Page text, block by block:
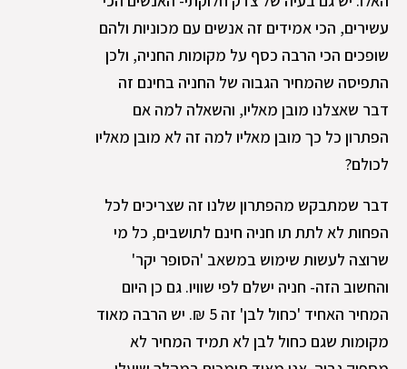
עשירים, הכי אמידים זה אנשים עם מכוניות ולהם
שופכים הכי הרבה כסף על מקומות החניה, ולכן
התפיסה שהמחיר הגבוה של החניה בחינם זה
דבר שאצלנו מובן מאליו, והשאלה למה אם
הפתרון כל כך מובן מאליו למה זה לא מובן מאליו
לכולם?
דבר שמתבקש מהפתרון שלנו זה שצריכים לכל
הפחות לא לתת תו חניה חינם לתושבים, כל מי
שרוצה לעשות שימוש במשאב 'הסופר יקר'
והחשוב הזה- חניה ישלם לפי שוויו. גם כן היום
המחיר האחיד 'כחול לבן' זה 5 ₪. יש הרבה מאוד
מקומות שגם כחול לבן לא תמיד המחיר לא